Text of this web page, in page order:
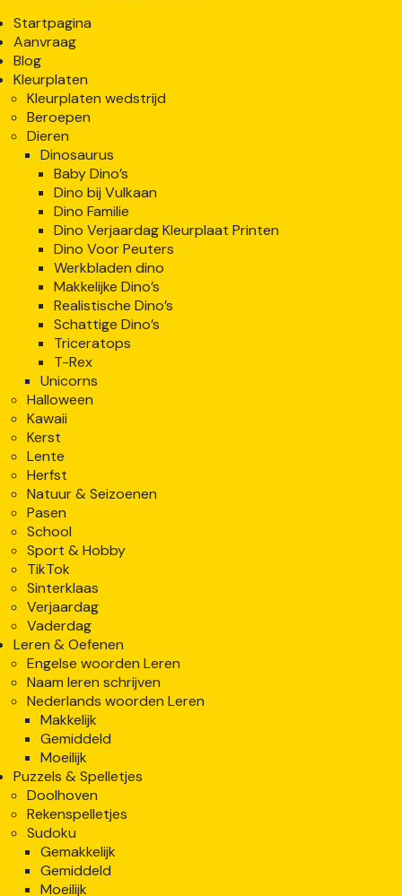
Startpagina
Aanvraag
Blog
Kleurplaten
Kleurplaten wedstrijd
Beroepen
Dieren
Dinosaurus
Baby Dino’s
Dino bij Vulkaan
Dino Familie
Dino Verjaardag Kleurplaat Printen
Dino Voor Peuters
Werkbladen dino
Makkelijke Dino’s
Realistische Dino’s
Schattige Dino’s
Triceratops
T-Rex
Unicorns
Halloween
Kawaii
Kerst
Lente
Herfst
Natuur & Seizoenen
Pasen
School
Sport & Hobby
TikTok
Sinterklaas
Verjaardag
Vaderdag
Leren & Oefenen
Engelse woorden Leren
Naam leren schrijven
Nederlands woorden Leren
Makkelijk
Gemiddeld
Moeilijk
Puzzels & Spelletjes
Doolhoven
Rekenspelletjes
Sudoku
Gemakkelijk
Gemiddeld
Moeilijk